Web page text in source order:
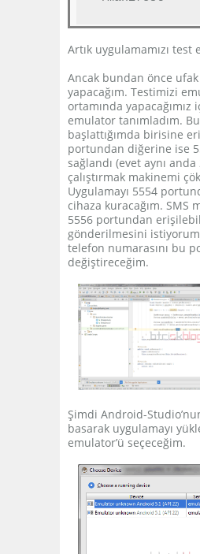
Artık uygulamamızı test
Ancak bundan önce
yapacağım. Testimizi
ortamında yapacağımız
emulator tanımladım.
başlattığımda birisine
portundan diğerine ise
sağlandı (evet aynı
çalıştırmak makinemi
Uygulamayı 5554
cihaza kuracağım. SMS
5556 portundan
gönderilmesini
telefon numarasını bu
değiştireceğim.
Şimdi Android-
basarak uygulamayı
emulator’ü seçeceğim.